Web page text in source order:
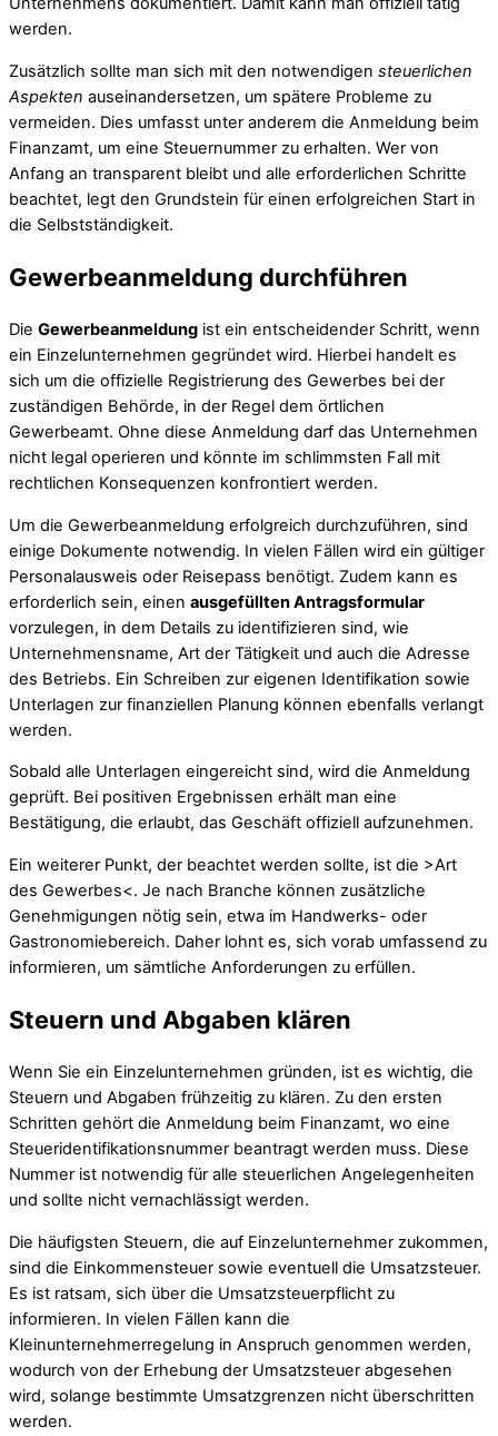
werden.
Zusätzlich sollte man sich mit den notwendigen steuerlichen
Aspekten auseinandersetzen, um spätere Probleme zu
vermeiden. Dies umfasst unter anderem die Anmeldung beim
Finanzamt, um eine Steuernummer zu erhalten. Wer von
Anfang an transparent bleibt und alle erforderlichen Schritte
beachtet, legt den Grundstein für einen erfolgreichen Start in
die Selbstständigkeit.
Gewerbeanmeldung durchführen
Die Gewerbeanmeldung ist ein entscheidender Schritt, wenn
ein Einzelunternehmen gegründet wird. Hierbei handelt es
sich um die offizielle Registrierung des Gewerbes bei der
zuständigen Behörde, in der Regel dem örtlichen
Gewerbeamt. Ohne diese Anmeldung darf das Unternehmen
nicht legal operieren und könnte im schlimmsten Fall mit
rechtlichen Konsequenzen konfrontiert werden.
Um die Gewerbeanmeldung erfolgreich durchzuführen, sind
einige Dokumente notwendig. In vielen Fällen wird ein gültiger
Personalausweis oder Reisepass benötigt. Zudem kann es
erforderlich sein, einen ausgefüllten Antragsformular
vorzulegen, in dem Details zu identifizieren sind, wie
Unternehmensname, Art der Tätigkeit und auch die Adresse
des Betriebs. Ein Schreiben zur eigenen Identifikation sowie
Unterlagen zur finanziellen Planung können ebenfalls verlangt
werden.
Sobald alle Unterlagen eingereicht sind, wird die Anmeldung
geprüft. Bei positiven Ergebnissen erhält man eine
Bestätigung, die erlaubt, das Geschäft offiziell aufzunehmen.
Ein weiterer Punkt, der beachtet werden sollte, ist die >Art
des Gewerbes<. Je nach Branche können zusätzliche
Genehmigungen nötig sein, etwa im Handwerks- oder
Gastronomiebereich. Daher lohnt es, sich vorab umfassend zu
informieren, um sämtliche Anforderungen zu erfüllen.
Steuern und Abgaben klären
Wenn Sie ein Einzelunternehmen gründen, ist es wichtig, die
Steuern und Abgaben frühzeitig zu klären. Zu den ersten
Schritten gehört die Anmeldung beim Finanzamt, wo eine
Steueridentifikationsnummer beantragt werden muss. Diese
Nummer ist notwendig für alle steuerlichen Angelegenheiten
und sollte nicht vernachlässigt werden.
Die häufigsten Steuern, die auf Einzelunternehmer zukommen,
sind die Einkommensteuer sowie eventuell die Umsatzsteuer.
Es ist ratsam, sich über die Umsatzsteuerpflicht zu
informieren. In vielen Fällen kann die
Kleinunternehmerregelung in Anspruch genommen werden,
wodurch von der Erhebung der Umsatzsteuer abgesehen
wird, solange bestimmte Umsatzgrenzen nicht überschritten
werden.